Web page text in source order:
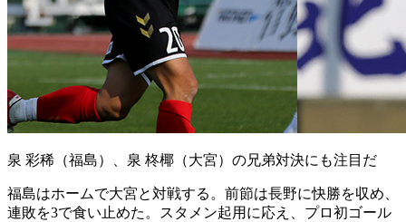
泉 彩稀（福島）、泉 柊椰（大宮）の兄弟対決にも注目だ
福島はホームで大宮と対戦する。前節は長野に快勝を収め、
連敗を3で食い止めた。スタメン起用に応え、プロ初ゴール